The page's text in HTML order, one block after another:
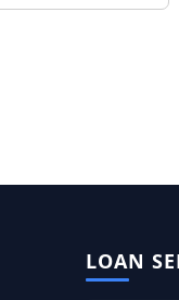
LOAN